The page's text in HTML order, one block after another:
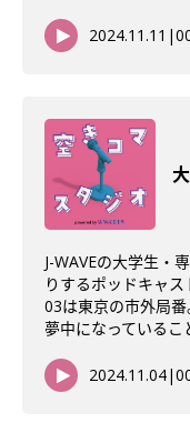
2024.11.11 |
J-WAVEの大学生・
りするポッドキャス
03は東京の市外局
夢中になっているこ
2024.11.04|